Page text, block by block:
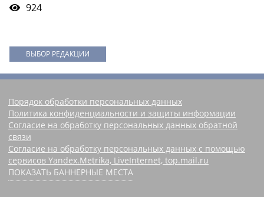
924
ВЫБОР РЕДАКЦИИ
Порядок обработки персональных данных
Политика конфиденциальности и защиты информации
Согласие на обработку персональных данных обратной
связи
Согласие на обработку персональных данных с помощью
сервисов Yandex.Metrika, LiveInternet, top.mail.ru
ПОКАЗАТЬ БАННЕРНЫЕ МЕСТА